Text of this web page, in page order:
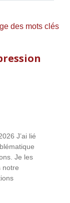
des mots clés
J’ai lié
Je les
notre